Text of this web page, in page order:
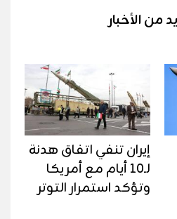
من الأخبار
إيران تنفي اتفاق هدنة
لـ10 أيام مع أمريكا
وتؤكد استمرار التوتر